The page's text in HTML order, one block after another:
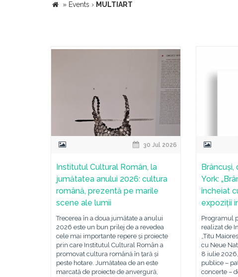
» Events › MULTIART
30 Jul 2026
Institutul Cultural Român, la
jumătatea anului 2026: cultura
română, prezentă pe marile
scene ale lumii
Trecerea în a doua jumătate a anului
2026 este un bun prilej de a revedea
cele mai importante repere și proiecte
prin care Institutul Cultural Român a
promovat cultura română în țară și
peste hotare. Jumătatea de an este
marcată de proiecte de anvergură,
Brâncuși,
York:
încheiat
expoziții
Programul
realizat de
„Titu
cu Neue
8 iulie
publice –
concerte –